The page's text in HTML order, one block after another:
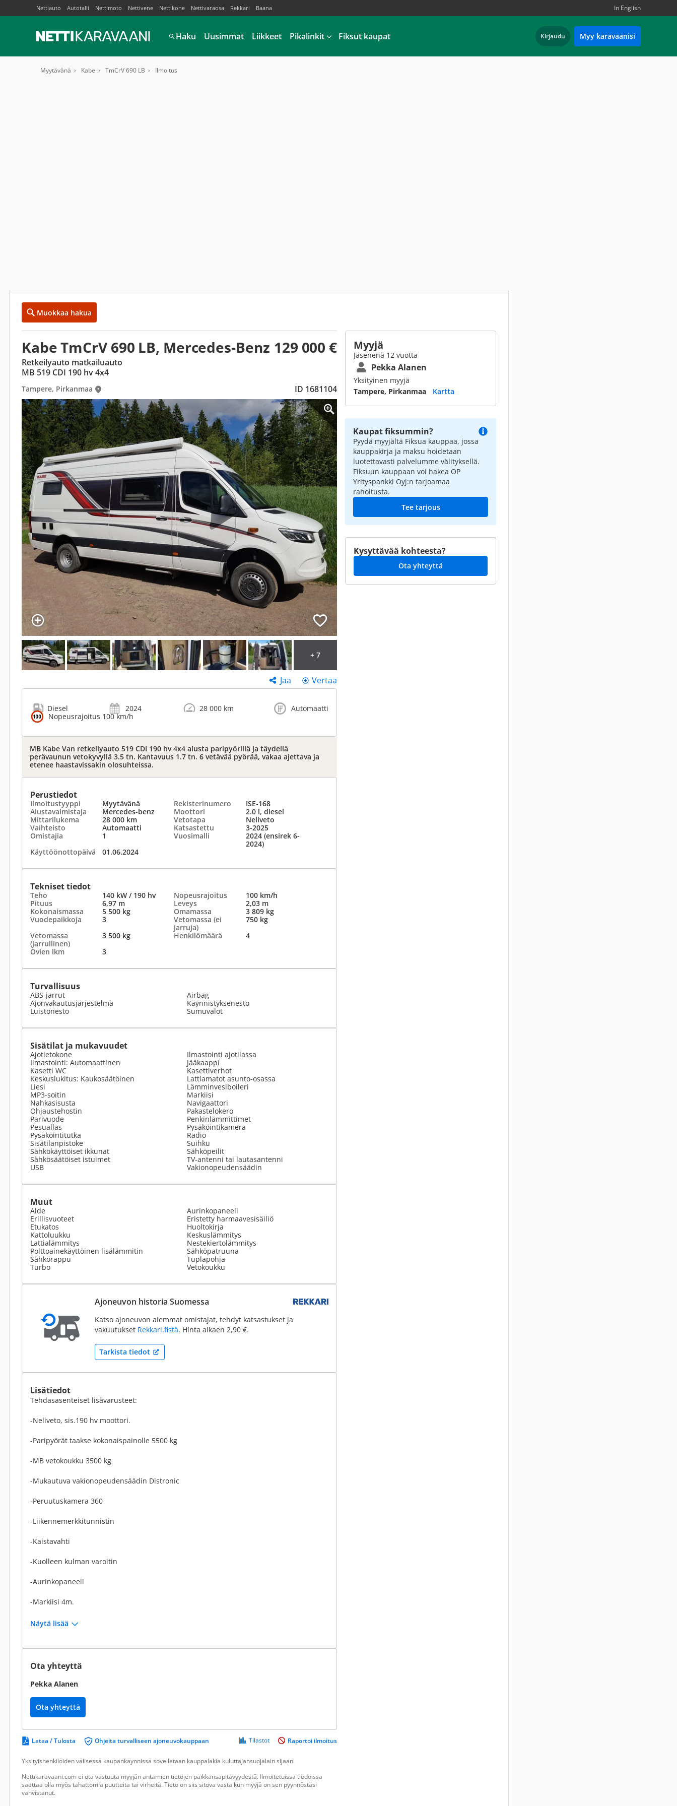
Nettiauto Autotalli Nettimoto Nettivene Nettikone Nettivaraosa Rekkari Baana In English
Haku Uusimmat Liikkeet Pikalinkit Fiksut kaupat Kirjaudu Myy karavaanisi
Myytävänä Kabe TmCrV 690 LB Ilmoitus
Muokkaa hakua
Kabe TmCrV 690 LB, Mercedes-Benz 129 000 €
Retkeilyauto matkailuauto
MB 519 CDI 190 hv 4x4
Tampere, Pirkanmaa ID 1681104
+ 7
Jaa Vertaa
Diesel 2024 28 000 km
Automaatti
Nopeusrajoitus 100 km/h
MB Kabe Van retkeilyauto 519 CDI 190 hv 4x4 alusta paripyörillä ja täydellä
perävaunun vetokyvyllä 3.5 tn. Kantavuus 1.7 tn. 6 vetävää pyörää, vakaa ajettava ja
etenee haastavissakin olosuhteissa.
Perustiedot
Ilmoitustyyppi Myytävänä Rekisterinumero
ISE-168
Alustavalmistaja
Mercedes-benz Moottori
2.0 l, diesel
Mittarilukema
28 000 km Vetotapa
Neliveto
Vaihteisto
Automaatti Katsastettu
3-2025
Omistajia
1 Vuosimalli
2024 (ensirek 6-
2024)
Käyttöönottopäivä
01.06.2024
Tekniset tiedot
Teho 140 kW / 190 hv Nopeusrajoitus
100 km/h
Pituus
6,97 m Leveys
2,03 m
Kokonaismassa
5 500 kg Omamassa
3 809 kg
Vuodepaikkoja
3
Vetomassa (ei
jarruja)
750 kg
Vetomassa
(jarrullinen)
3 500 kg Henkilömäärä
4
Ovien lkm
3
Turvallisuus
ABS-jarrut
Ajonvakautusjärjestelmä
Luistonesto
Airbag
Käynnistyksenesto
Sumuvalot
Sisätilat ja mukavuudet
Ajotietokone
Ilmastointi: Automaattinen
Kasetti WC
Keskuslukitus: Kaukosäätöinen
Liesi
MP3-soitin
Nahkasisusta
Ohjaustehostin
Parivuode
Pesuallas
Pysäköintitutka
Sisätilanpistoke
Sähkökäyttöiset ikkunat
Sähkösäätöiset istuimet
USB
Ilmastointi ajotilassa
Jääkaappi
Kasettiverhot
Lattiamatot asunto-osassa
Lämminvesiboileri
Markiisi
Navigaattori
Pakastelokero
Penkinlämmittimet
Pysäköintikamera
Radio
Suihku
Sähköpeilit
TV-antenni tai lautasantenni
Vakionopeudensäädin
Muut
Alde
Erillisvuoteet
Etukatos
Kattoluukku
Lattialämmitys
Polttoainekäyttöinen lisälämmitin
Sähkörappu
Turbo
Aurinkopaneeli
Eristetty harmaavesisäiliö
Huoltokirja
Keskuslämmitys
Nestekiertolämmitys
Sähköpatruuna
Tuplapohja
Vetokoukku
Ajoneuvon historia Suomessa
Katso ajoneuvon aiemmat omistajat, tehdyt katsastukset ja
vakuutukset Rekkari.fistä. Hinta alkaen 2,90 €.
Tarkista tiedot
Lisätiedot
Tehdasasenteiset lisävarusteet:
-Neliveto, sis.190 hv moottori.
-Paripyörät taakse kokonaispainolle 5500 kg
-MB vetokoukku 3500 kg
-Mukautuva vakionopeudensäädin Distronic
-Peruutuskamera 360
-Liikennemerkkitunnistin
-Kaistavahti
-Kuolleen kulman varoitin
-Aurinkopaneeli
-Markiisi 4m.
Näytä lisää
Ota yhteyttä
Pekka Alanen
Ota yhteyttä
Lataa / Tulosta Ohjeita turvalliseen ajoneuvokauppaan Tilastot Raportoi ilmoitus
Yksityishenkilöiden välisessä kaupankäynnissä sovelletaan kauppalakia kuluttajansuojalain sijaan.
Nettikaravaani.com ei ota vastuuta myyjän antamien tietojen paikkansapitävyydestä. Ilmoitetuissa tiedoissa
saattaa olla myös tahattomia puutteita tai virheitä. Tieto on siis sitova vasta kun myyjä on sen pyynnöstäsi
vahvistanut.
Myyjä
Jäsenenä 12 vuotta
Pekka Alanen
Yksityinen myyjä
Tampere, Pirkanmaa
Kartta
Kaupat fiksummin?
Pyydä myyjältä Fiksua kauppaa, jossa
kauppakirja ja maksu hoidetaan
luotettavasti palvelumme välityksellä.
Fiksuun kauppaan voi hakea OP
Yrityspankki Oyj:n tarjoamaa
rahoitusta.
Tee tarjous
Kysyttävää kohteesta?
Ota yhteyttä